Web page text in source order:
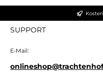
SUPPORT
E-Mail: